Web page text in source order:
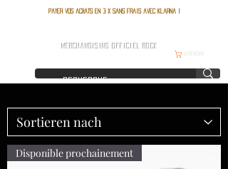
Payer vos achats en 3 x sans frais avec Klarna !
Warenkorb
MERCHANDISING OFFICIEL ROCK
Disponible prochainement